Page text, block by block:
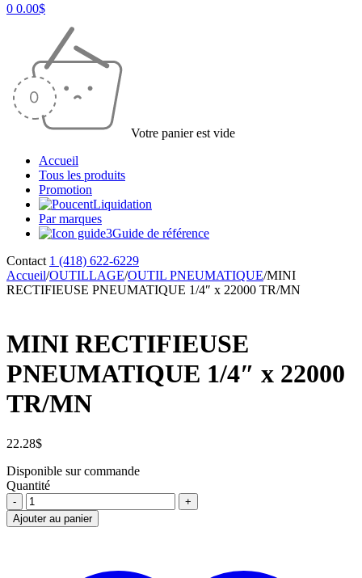
0 0.00$
Votre panier est vide
Accueil
Tous les produits
Promotion
Liquidation
Par marques
Guide de référence
Contact 1 (418) 622-6229
Accueil/OUTILLAGE/OUTIL PNEUMATIQUE/MINI
RECTIFIEUSE PNEUMATIQUE 1/4″ x 22000 TR/MN
MINI RECTIFIEUSE
PNEUMATIQUE 1/4″ x 22000
TR/MN
22.28$
Disponible sur commande
Quantité
MINI
RECTIFIEUSE
PNEUMATIQUE
Ajouter au panier